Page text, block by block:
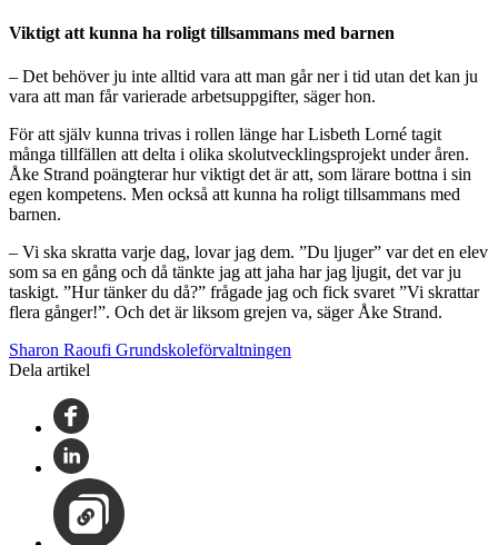
Viktigt att kunna ha roligt tillsammans med barnen
– Det behöver ju inte alltid vara att man går ner i tid utan det kan ju
vara att man får varierade arbetsuppgifter, säger hon.
För att själv kunna trivas i rollen länge har Lisbeth Lorné tagit
många tillfällen att delta i olika skolutvecklingsprojekt under åren.
Åke Strand poängterar hur viktigt det är att, som lärare bottna i sin
egen kompetens. Men också att kunna ha roligt tillsammans med
barnen.
– Vi ska skratta varje dag, lovar jag dem. ”Du ljuger” var det en elev
som sa en gång och då tänkte jag att jaha har jag ljugit, det var ju
taskigt. ”Hur tänker du då?” frågade jag och fick svaret ”Vi skrattar
flera gånger!”. Och det är liksom grejen va, säger Åke Strand.
Sharon Raoufi Grundskoleförvaltningen
Dela artikel